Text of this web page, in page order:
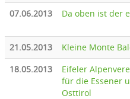
07.06.2013 Da oben ist der
21.05.2013 Kleine Monte
18.05.2013
Eifeler
für die Essener
Osttirol